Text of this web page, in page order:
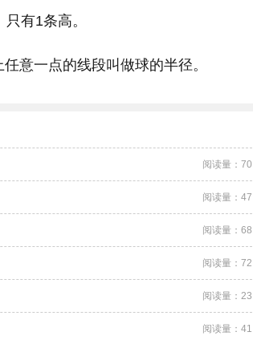
有1条高。
意一点的线段叫做球的半径。
阅读量：70
阅读量：47
阅读量：68
阅读量：72
阅读量：23
阅读量：41